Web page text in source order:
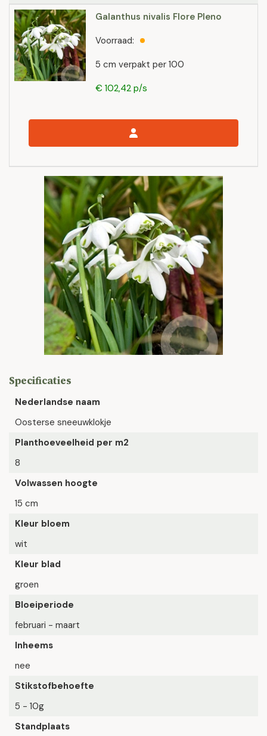
Galanthus nivalis Flore Pleno
5 cm verpakt per 100
Voorraad:
€ 102,42 p/s
Specificaties
Nederlandse naam
Oosterse sneeuwklokje
Planthoeveelheid per m2
8
Volwassen hoogte
15 cm
Kleur bloem
wit
Kleur blad
groen
Bloeiperiode
februari - maart
Inheems
nee
Stikstofbehoefte
5 - 10g
Standplaats